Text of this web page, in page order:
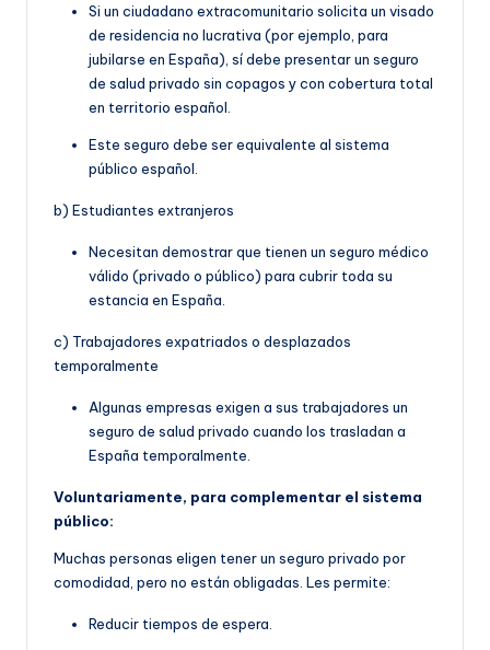
Si un ciudadano extracomunitario solicita un visado
de residencia no lucrativa (por ejemplo, para
jubilarse en España), sí debe presentar un seguro
de salud privado sin copagos y con cobertura total
en territorio español.
Este seguro debe ser equivalente al sistema
público español.
b) Estudiantes extranjeros
Necesitan demostrar que tienen un seguro médico
válido (privado o público) para cubrir toda su
estancia en España.
c) Trabajadores expatriados o desplazados
temporalmente
Algunas empresas exigen a sus trabajadores un
seguro de salud privado cuando los trasladan a
España temporalmente.
Voluntariamente, para complementar el sistema
público:
Muchas personas eligen tener un seguro privado por
comodidad, pero no están obligadas. Les permite:
Reducir tiempos de espera.